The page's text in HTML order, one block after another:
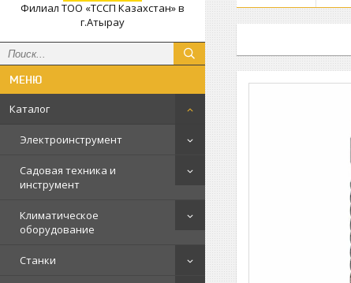
Филиал ТОО «ТССП Казахстан» в
г.Атырау
Каталог
Электроинструмент
Садовая техника и
инструмент
Климатическое
оборудование
Станки